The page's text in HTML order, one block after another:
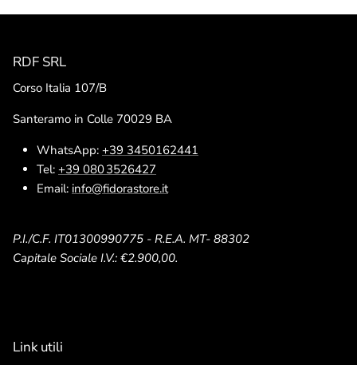
RDF SRL
Corso Italia 107/B
Santeramo in Colle 70029 BA
WhatsApp: +39 3450162441
Tel: +39 080 3526427
Email: info@fidorastore.it
P.I./C.F. IT01300990775 - R.E.A. MT- 88302
Capitale Sociale I.V.: €2.900,00.
Link utili